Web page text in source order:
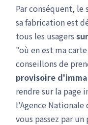
Par conséquent, le
sa fabrication est
tous les usagers
"où en est ma
conseillons de
provisoire
rendre sur la page
l'Agence Nationale
vous passez par